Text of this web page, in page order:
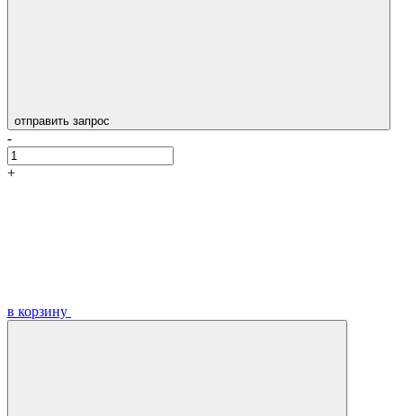
отправить запрос
-
+
в корзину